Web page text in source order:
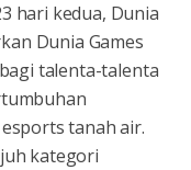
hari kedua, Dunia
Dunia Games
talenta-talenta
tanah air.
kategori